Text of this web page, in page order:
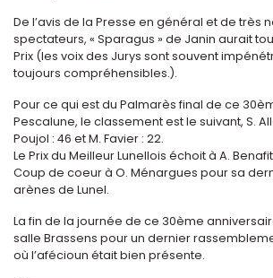
De l’avis de la Presse en général et de très
spectateurs, « Sparagus » de Janin aurait
Prix (les voix des Jurys sont souvent
toujours compréhensibles.).
Pour ce qui est du Palmarès final de ce
Pescalune, le classement est le suivant, S.
Poujol : 46 et M. Favier : 22.
Le Prix du Meilleur Lunellois échoit à A.
Coup de coeur à O. Ménargues pour sa
arènes de Lunel.
La fin de la journée de ce 30ème
salle Brassens pour un dernier
où l’afécioun était bien présente.